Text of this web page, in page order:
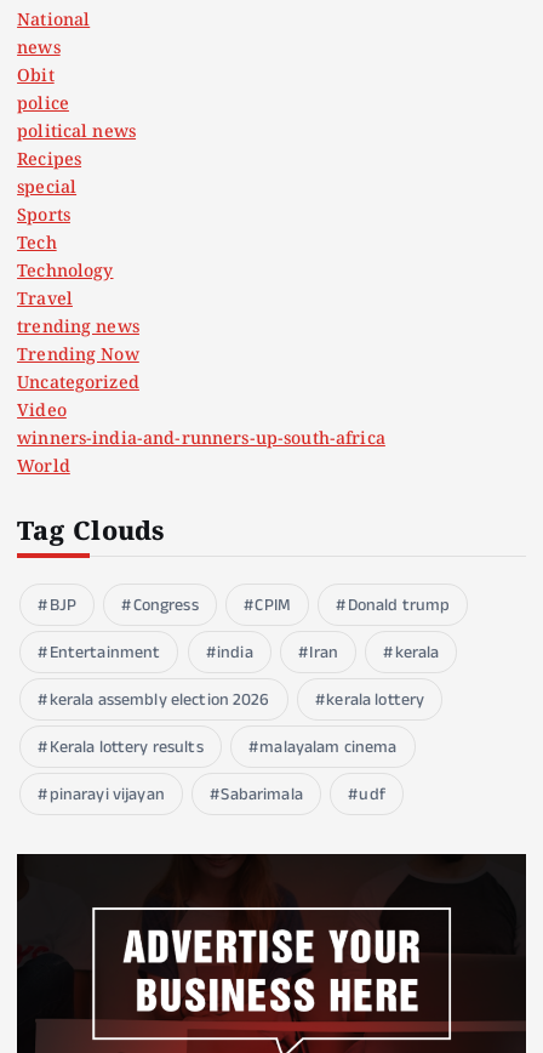
National
news
Obit
police
political news
Recipes
special
Sports
Tech
Technology
Travel
trending news
Trending Now
Uncategorized
Video
winners-india-and-runners-up-south-africa
World
Tag Clouds
BJP Congress CPIM
Donald trump
Entertainment
india Iran
kerala
kerala assembly election 2026
kerala lottery
Kerala lottery results
malayalam cinema
pinarayi vijayan
Sabarimala udf